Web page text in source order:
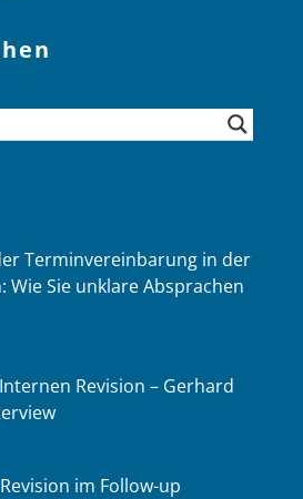
Terminvereinbarung in der
Wie Sie unklare Absprachen
Revision – Gerhard
im Follow-up